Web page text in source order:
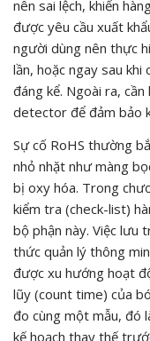
nên sai lệch, khiến
được yêu cầu xuất
người dùng nên thực
lần, hoặc ngay sau
đáng kể. Ngoài ra,
detector để đảm bảo
Sự cố RoHS thường
nhỏ nhặt như màng
bị oxy hóa. Trong
kiểm tra (check-list)
bộ phận này. Việc lưu
thức quản lý thông
được xu hướng hoạt
lũy (count time) của
đo cùng một mẫu, đó
kế hoạch thay thế